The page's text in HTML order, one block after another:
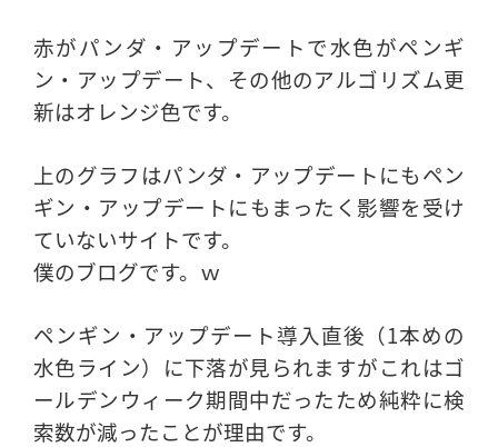
赤がパンダ・アップデートで水色がペンギ
ン・アップデート、その他のアルゴリズム更
新はオレンジ色です。
上のグラフはパンダ・アップデートにもペン
ギン・アップデートにもまったく影響を受け
ていないサイトです。
僕のブログです。ｗ
ペンギン・アップデート導入直後（1本めの
水色ライン）に下落が見られますがこれはゴ
ールデンウィーク期間中だったため純粋に検
索数が減ったことが理由です。